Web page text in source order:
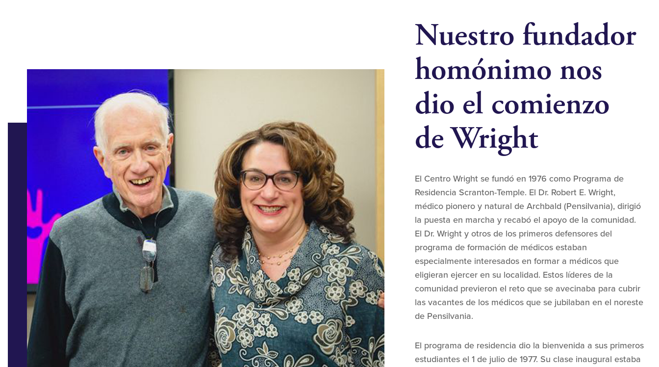
Nuestro fundador
homónimo nos
dio el comienzo
de Wright
El Centro Wright se fundó en 1976 como Programa de
Residencia Scranton-Temple. El Dr. Robert E. Wright,
médico pionero y natural de Archbald (Pensilvania), dirigió
la puesta en marcha y recabó el apoyo de la comunidad.
El Dr. Wright y otros de los primeros defensores del
programa de formación de médicos estaban
especialmente interesados en formar a médicos que
eligieran ejercer en su localidad. Estos líderes de la
comunidad previeron el reto que se avecinaba para cubrir
las vacantes de los médicos que se jubilaban en el noreste
de Pensilvania.
El programa de residencia dio la bienvenida a sus primeros
estudiantes el 1 de julio de 1977. Su clase inaugural estaba